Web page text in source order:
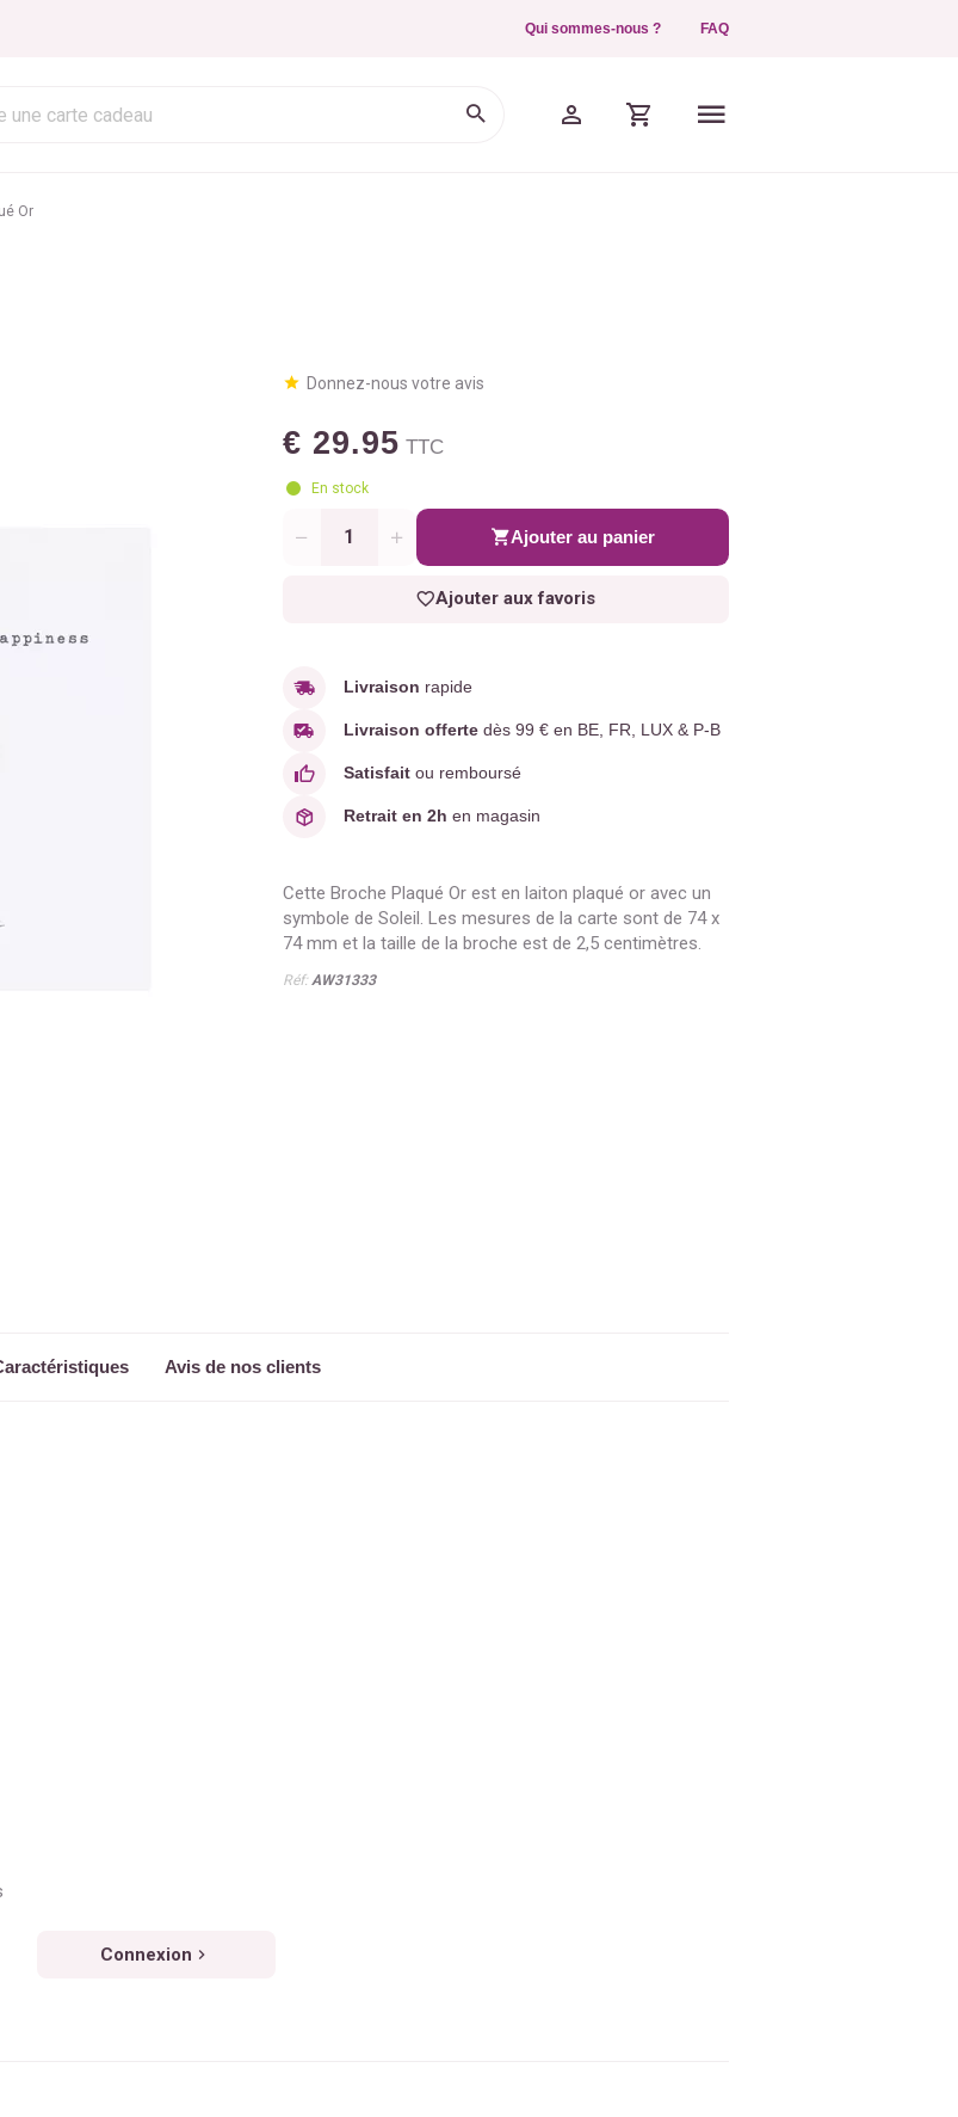
Qui sommes-nous ? FAQ
Or
Donnez-nous votre avis
€ 29.95 TTC
En stock
Quantité Ajouter au panier
Ajouter aux favoris
Livraison rapide
Livraison offertedès 99 € en BE, FR, LUX & P-B
Satisfaitou remboursé
Retrait en 2h en magasin
Cette Broche Plaqué Or est en laiton plaqué or avec un
symbole de Soleil. Les mesures de la carte sont de 74 x
74 mm et la taille de la broche est de 2,5 centimètres.
Réf: AW31333
Avis de nos clients
Connexion